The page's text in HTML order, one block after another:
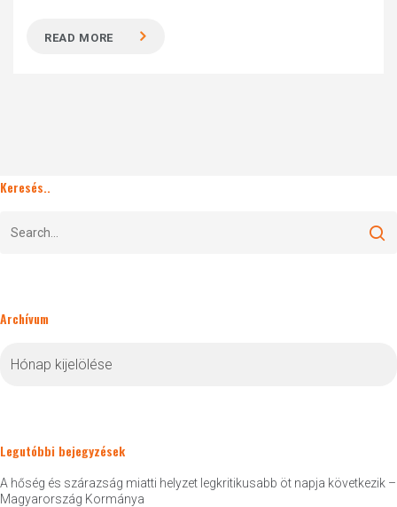
READ MORE
Keresés..
Archívum
Legutóbbi bejegyzések
A hőség és szárazság miatti helyzet legkritikusabb öt napja következik –
Magyarország Kormánya